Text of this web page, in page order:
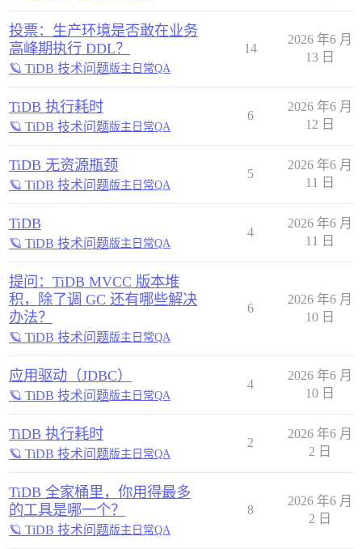
投票：生产环境是否敢在业务
高峰期执行 DDL？
🪐 TiDB 技术问题版主日常QA
14
2026 年6 月
13 日
TiDB 执行耗时
🪐 TiDB 技术问题版主日常QA
6
2026 年6 月
12 日
TiDB 无资源瓶颈
🪐 TiDB 技术问题版主日常QA
5
2026 年6 月
11 日
TiDB
🪐 TiDB 技术问题版主日常QA
4
2026 年6 月
11 日
提问：TiDB MVCC 版本堆
积，除了调 GC 还有哪些解决
办法？
🪐 TiDB 技术问题版主日常QA
6
2026 年6 月
10 日
应用驱动（JDBC）
🪐 TiDB 技术问题版主日常QA
4
2026 年6 月
10 日
TiDB 执行耗时
🪐 TiDB 技术问题版主日常QA
2
2026 年6 月
2 日
TiDB 全家桶里，你用得最多
的工具是哪一个？
🪐 TiDB 技术问题版主日常QA
8
2026 年6 月
2 日